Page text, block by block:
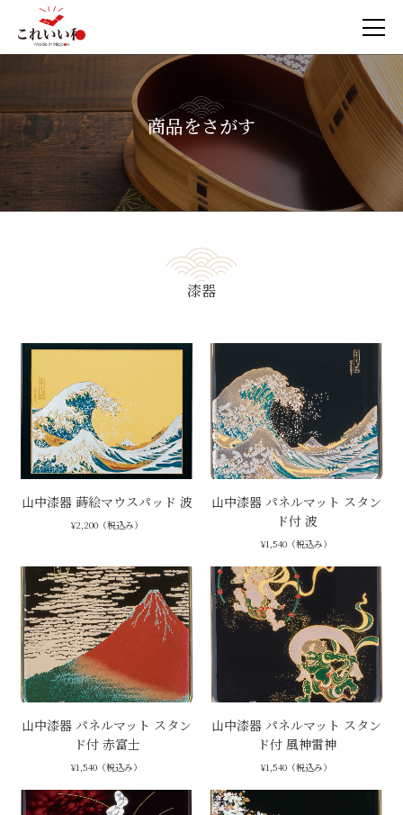
商品をさがす
漆器
山中漆器 蒔絵マウスパッド 波
¥2,200（税込み）
山中漆器 パネルマット スタン
ド付 波
¥1,540（税込み）
山中漆器 パネルマット スタン
ド付 赤富士
¥1,540（税込み）
山中漆器 パネルマット スタン
ド付 風神雷神
¥1,540（税込み）